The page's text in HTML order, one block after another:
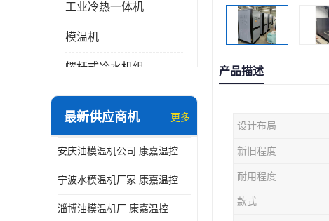
工业冷热一体机
模温机
螺杆式冷水机组
冷水机和冷热一体机
防爆冷水机
最新供应商机 更多
安庆油模温机公司 康嘉温控
宁波水模温机厂家 康嘉温控
淄博油模温机厂 康嘉温控
产品描述
设计布局
新旧程度
耐用程度
款式